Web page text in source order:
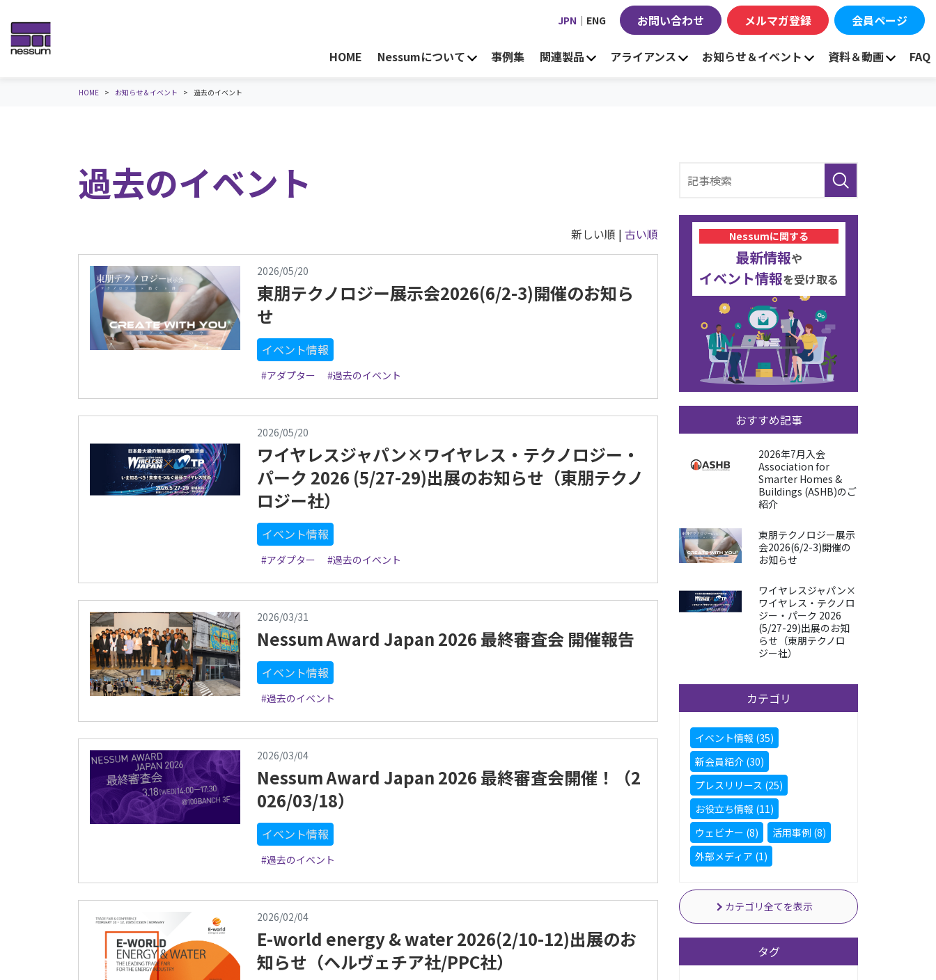
HOME Nessumについて 事例集 関連製品 アライアンス お知らせ＆イベント 資料＆動画 FAQ
JPN ｜ ENG お問い合わせ メルマガ登録 会員ページ
HOME お知らせ＆イベント 過去のイベント
過去のイベント
新しい順 | 古い順
2026/05/20
東朋テクノロジー展示会2026(6/2-3)開催のお知ら
せ
イベント情報
#アダプター #過去のイベント
2026/05/20
ワイヤレスジャパン×ワイヤレス・テクノロジー・
パーク 2026 (5/27-29)出展のお知らせ（東朋テクノ
ロジー社）
イベント情報
#アダプター #過去のイベント
2026/03/31
Nessum Award Japan 2026 最終審査会 開催報告
イベント情報
#過去のイベント
2026/03/04
Nessum Award Japan 2026 最終審査会開催！（2
026/03/18）
イベント情報
#過去のイベント
2026/02/04
E-world energy & water 2026(2/10-12)出展のお
知らせ（ヘルヴェチア社/PPC社）
Nessumに関する
最新情報や
イベント情報を受け取る
おすすめ記事
2026年7月入会
Association for
Smarter Homes &
Buildings (ASHB)のご
紹介
東朋テクノロジー展示
会2026(6/2-3)開催の
お知らせ
ワイヤレスジャパン×
ワイヤレス・テクノロ
ジー・パーク 2026
(5/27-29)出展のお知
らせ（東朋テクノロ
ジー社）
カテゴリ
イベント情報 (35)
新会員紹介 (30)
プレスリリース (25)
お役立ち情報 (11)
ウェビナー (8)
活用事例 (8)
外部メディア (1)
カテゴリ全てを表示
タグ